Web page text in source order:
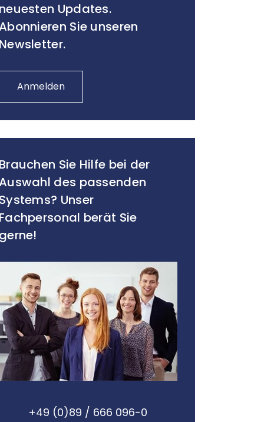
Updates.
Sie unseren
Anmelden
Sie Hilfe bei der
des passenden
Unser
berät Sie
+49 (0)89 / 666 096-0